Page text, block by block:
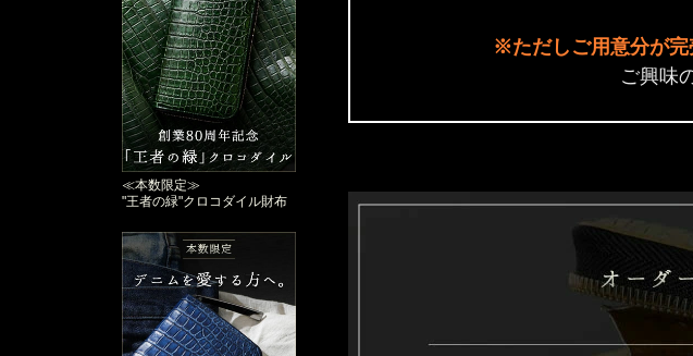
≪本数限定≫
"王者の緑"クロコダイル財布
※ただしご用意分が完
ご興味